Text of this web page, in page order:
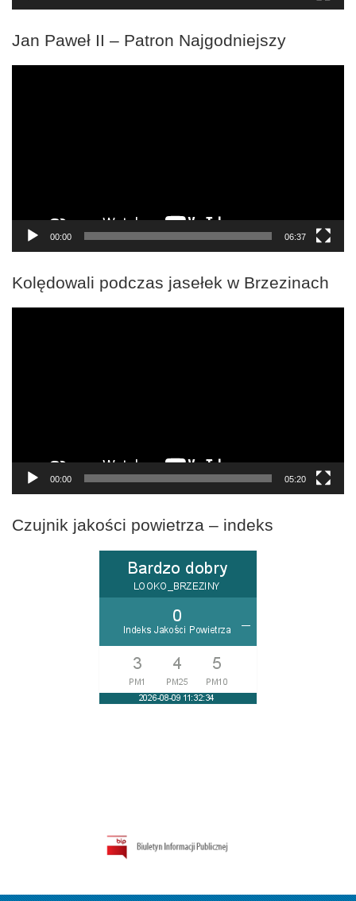
Jan Paweł II – Patron Najgodniejszy
00:00 06:37
Kolędowali podczas jasełek w Brzezinach
00:00 05:20
Czujnik jakości powietrza – indeks